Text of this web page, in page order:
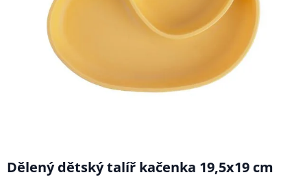
Dělený dětský talíř kačenka 19,5x19 cm